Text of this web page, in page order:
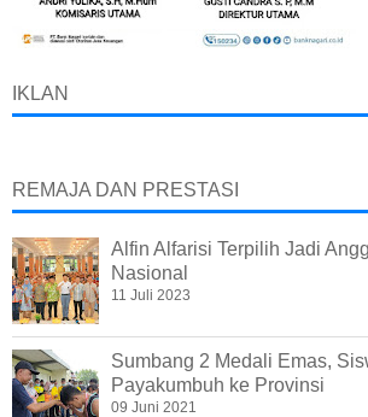
IKLAN
REMAJA DAN PRESTASI
Alfin Alfarisi Terpilih Jadi
Nasional
11 Juli 2023
Sumbang 2 Medali Emas,
Payakumbuh ke Provinsi
09 Juni 2021